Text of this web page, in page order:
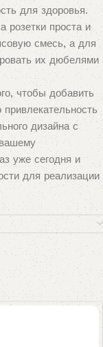
для здоровья.
розетки проста и
смесь, а для
их дюбелями
чтобы добавить
дизайна с
уже сегодня и
для реализации